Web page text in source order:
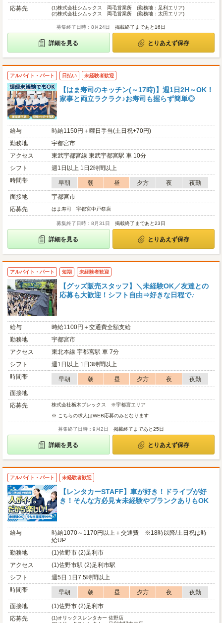
応募先
(1)株式会社シムックス 両毛営業所 (勤務地：足利エリア)
(2)株式会社シムックス 両毛営業所 (勤務地：太田エリア)
募集終了日時：8月24日 掲載終了まであと16日
詳細を見る とりあえず保存
アルバイト・パート 日払い 未経験者歓迎
【はま寿司のキッチン(～17時)】週1日2H～OK！
家事と両立ラクラク♪お寿司も握らず簡単◎
給与
時給1150円＋曜日手当(土日祝+70円)
勤務地
宇都宮市
アクセス
東武宇都宮線 東武宇都宮駅 車 10分
シフト
週1日以上 1日2時間以上
時間帯
早朝 朝 昼 夕方 夜
夜勤
面接地
宇都宮市
応募先
はま寿司 宇都宮中戸祭店
募集終了日時：8月31日 掲載終了まであと23日
詳細を見る とりあえず保存
アルバイト・パート 短期 未経験者歓迎
【グッズ販売スタッフ】＼未経験OK／友達との
応募も大歓迎！シフト自由⇒好きな日程で♪
給与
時給1100円＋交通費全額支給
勤務地
宇都宮市
アクセス
東北本線 宇都宮駅 車 7分
シフト
週1日以上 1日3時間以上
時間帯
早朝 朝 昼 夕方 夜
夜勤
面接地
応募先
株式会社栃木ブレックス ※宇都宮エリア
※ こちらの求人はWEB応募のみとなります
募集終了日時：9月2日 掲載終了まであと25日
詳細を見る とりあえず保存
アルバイト・パート 未経験者歓迎
【レンタカーSTAFF】車が好き！ドライブが好
き！そんな方必見★未経験やブランクありもOK
給与
時給1070～1170円以上＋交通費 ※18時以降/土日祝は時
給UP
勤務地
(1)佐野市 (2)足利市
アクセス
(1)佐野市駅 (2)足利市駅
シフト
週5日 1日7.5時間以上
時間帯
早朝 朝 昼 夕方 夜
夜勤
面接地
(1)佐野市 (2)足利市
応募先
(1)オリックスレンタカー 佐野店